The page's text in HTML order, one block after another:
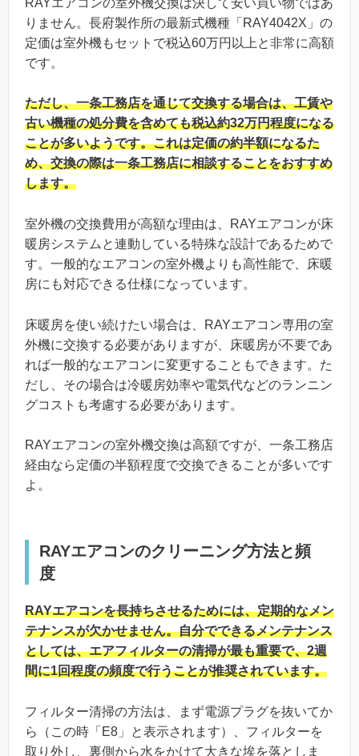
りません。長府製作所の最新式機種「RAY4042X」の
定価は室外機もセットで税込60万円以上と非常に高額
です。
ただし、一条工務店を通じて交換する場合は、工賃や
古い機種の処分費を含めても税込約32万円程度になる
ことが多いようです。これは定価の約半額になるた
め、交換の際は一条工務店に相談することをおすすめ
します。
室外機の交換費用が高額な理由は、RAYエアコンが床
暖房システムと連動している特殊な設計であるためで
す。一般的なエアコンの室外機よりも高性能で、床暖
房にも対応できる仕様になっています。
床暖房を使い続けたい場合は、RAYエアコン専用の室
外機に交換する必要がありますが、床暖房が不要であ
れば一般的なエアコンに変更することもできます。た
だし、その場合は冷暖房効率や電気代などのランニン
グコストも考慮する必要があります。
RAYエアコンの室外機交換は高額ですが、一条工務店
経由なら定価の半額程度で交換できることが多いです
よ。
RAYエアコンのクリーニング方法と頻
度
RAYエアコンを長持ちさせるためには、定期的なメン
テナンスが欠かせません。自分でできるメンテナンス
としては、エアフィルターの清掃が最も重要で、2週
間に1回程度の頻度で行うことが推奨されています。
フィルター清掃の方法は、まず電源プラグを抜いてか
ら（この時「E8」と表示されます）、フィルターを
取り外し、裏側から水をかけて大きな埃を落としま